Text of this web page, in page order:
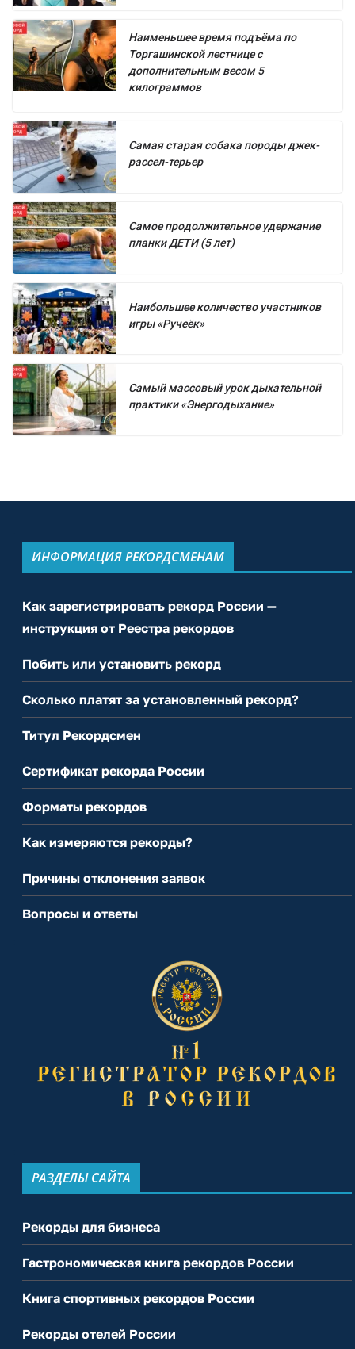
Наименьшее время подъёма по
Торгашинской лестнице с
дополнительным весом 5
килограммов
Самая старая собака породы джек-
рассел-терьер
Самое продолжительное удержание
планки ДЕТИ (5 лет)
Наибольшее количество участников
игры «Ручеёк»
Самый массовый урок дыхательной
практики «Энергодыхание»
ИНФОРМАЦИЯ РЕКОРДСМЕНАМ
Как зарегистрировать рекорд России —
инструкция от Реестра рекордов
Побить или установить рекорд
Сколько платят за установленный рекорд?
Титул Рекордсмен
Сертификат рекорда России
Форматы рекордов
Как измеряются рекорды?
Причины отклонения заявок
Вопросы и ответы
РАЗДЕЛЫ САЙТА
Рекорды для бизнеса
Гастрономическая книга рекордов России
Книга спортивных рекордов России
Рекорды отелей России